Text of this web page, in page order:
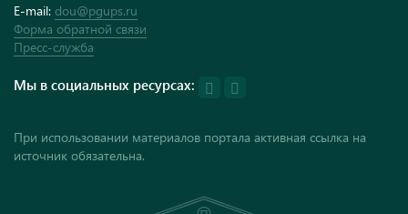
E-mail: dou@pgups.ru
Форма обратной связи
Пресс-служба
Мы в социальных ресурсах:
При использовании материалов портала активная ссылка на
источник обязательна.